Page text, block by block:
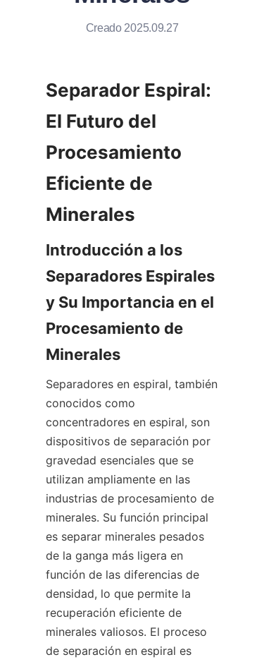
Creado 2025.09.27
Separador Espiral:
El Futuro del
Procesamiento
Eficiente de
Minerales
Introducción a los
Separadores Espirales
y Su Importancia en el
Procesamiento de
Minerales
Separadores en espiral, también
conocidos como
concentradores en espiral, son
dispositivos de separación por
gravedad esenciales que se
utilizan ampliamente en las
industrias de procesamiento de
minerales. Su función principal
es separar minerales pesados
de la ganga más ligera en
función de las diferencias de
densidad, lo que permite la
recuperación eficiente de
minerales valiosos. El proceso
de separación en espiral es